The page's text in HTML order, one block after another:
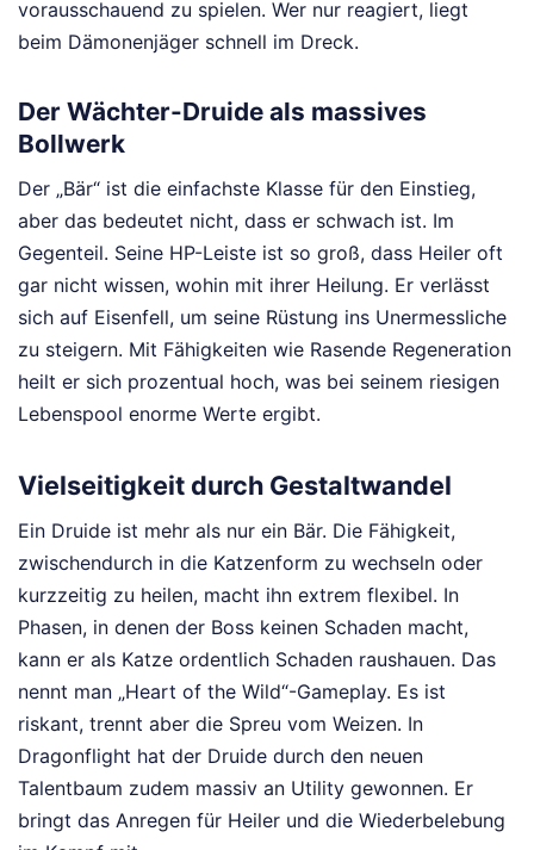
vorausschauend zu spielen. Wer nur reagiert, liegt
beim Dämonenjäger schnell im Dreck.
Der Wächter-Druide als massives
Bollwerk
Der „Bär“ ist die einfachste Klasse für den Einstieg,
aber das bedeutet nicht, dass er schwach ist. Im
Gegenteil. Seine HP-Leiste ist so groß, dass Heiler oft
gar nicht wissen, wohin mit ihrer Heilung. Er verlässt
sich auf Eisenfell, um seine Rüstung ins Unermessliche
zu steigern. Mit Fähigkeiten wie Rasende Regeneration
heilt er sich prozentual hoch, was bei seinem riesigen
Lebenspool enorme Werte ergibt.
Vielseitigkeit durch Gestaltwandel
Ein Druide ist mehr als nur ein Bär. Die Fähigkeit,
zwischendurch in die Katzenform zu wechseln oder
kurzzeitig zu heilen, macht ihn extrem flexibel. In
Phasen, in denen der Boss keinen Schaden macht,
kann er als Katze ordentlich Schaden raushauen. Das
nennt man „Heart of the Wild“-Gameplay. Es ist
riskant, trennt aber die Spreu vom Weizen. In
Dragonflight hat der Druide durch den neuen
Talentbaum zudem massiv an Utility gewonnen. Er
bringt das Anregen für Heiler und die Wiederbelebung